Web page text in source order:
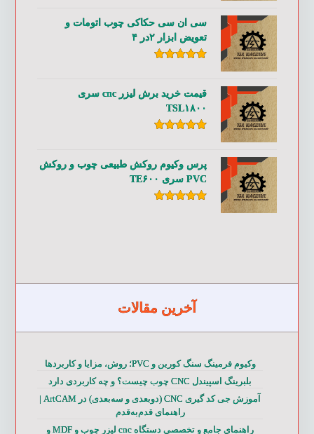
سی ان سی حکاکی چوب اتومات و
تعویض ابزار ۲در ۴
قیمت خرید برش لیزر cnc سری
TSL۱۸۰۰
پرس وکیوم روکش طبیعی چوب و روکش
PVC سری TE۶۰۰
آخرین مقالات
وکیوم فرمینگ سنگ کورین و PVC؛ روش، مزایا و کاربردها
بلبرینگ اسپیندل CNC چوب چیست؟ و چه کاربردی دارد
آموزش جی کد گیری CNC (دوبعدی و سه‌بعدی) در ArtCAM |
راهنمای قدم‌به‌قدم
راهنمای جامع و تخصصی دستگاه cnc لیزر چوب و MDF و